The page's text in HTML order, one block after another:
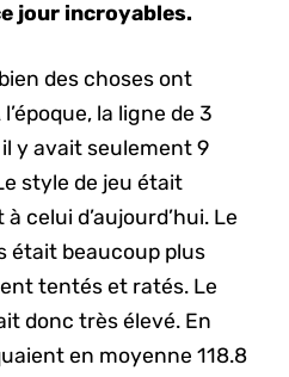
jour incroyables.
des choses ont
la ligne de 3
y avait seulement 9
style de jeu était
celui d’aujourd’hui. Le
était beaucoup plus
tentés et ratés. Le
donc très élevé. En
en moyenne 118.8